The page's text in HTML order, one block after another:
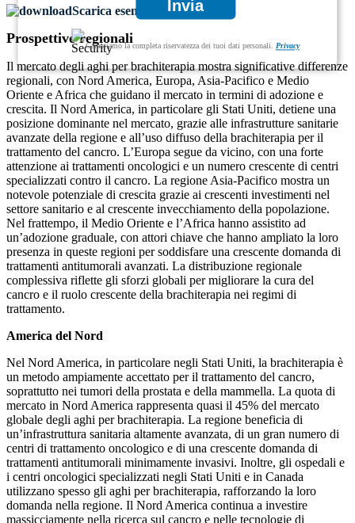
Invia
Garantiamo la completa riservatezza dei tuoi dati personali. Privacy
Scarica esempio GRATUITO
Prospettive regionali
Il mercato degli aghi per brachiterapia mostra significative differenze
regionali, con Nord America, Europa, Asia-Pacifico e Medio
Oriente e Africa che guidano il mercato in termini di adozione e
crescita. Il Nord America, in particolare gli Stati Uniti, detiene una
posizione dominante nel mercato, grazie alle infrastrutture sanitarie
avanzate della regione e all’uso diffuso della brachiterapia per il
trattamento del cancro. L’Europa segue da vicino, con una forte
attenzione ai trattamenti oncologici e un numero crescente di centri
specializzati contro il cancro. La regione Asia-Pacifico mostra un
notevole potenziale di crescita grazie ai crescenti investimenti nel
settore sanitario e al crescente invecchiamento della popolazione.
Nel frattempo, il Medio Oriente e l’Africa hanno assistito ad
un’adozione graduale, con attori chiave che hanno ampliato la loro
presenza in queste regioni per soddisfare una crescente domanda di
trattamenti antitumorali avanzati. La distribuzione regionale
complessiva riflette gli sforzi globali per migliorare la cura del
cancro e il ruolo crescente della brachiterapia nei regimi di
trattamento.
America del Nord
Nel Nord America, in particolare negli Stati Uniti, la brachiterapia è
un metodo ampiamente accettato per il trattamento del cancro,
soprattutto nei tumori della prostata e della mammella. La quota di
mercato in Nord America rappresenta quasi il 45% del mercato
globale degli aghi per brachiterapia. La regione beneficia di
un’infrastruttura sanitaria altamente avanzata, di un gran numero di
centri di trattamento oncologico e di una crescente domanda di
trattamenti antitumorali minimamente invasivi. Inoltre, gli ospedali e
i centri oncologici specializzati negli Stati Uniti e in Canada
utilizzano spesso gli aghi per brachiterapia, rafforzando la loro
domanda nella regione. Il Nord America continua a investire
massicciamente nella ricerca sul cancro e nelle tecnologie di